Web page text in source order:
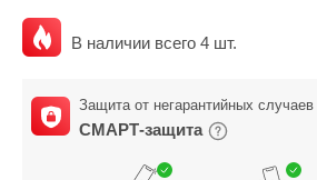
В наличии всего 4 шт.
Защита от негарантийных случаев
СМАРТ-защита